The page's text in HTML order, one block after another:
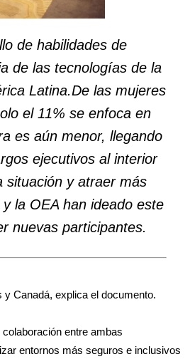
de habilidades de
de las tecnologías de la
Latina.De las mujeres
el 11% se enfoca en
es aún menor, llegando
ejecutivos al interior
situación y atraer más
la OEA han ideado este
nuevas participantes.
Canadá, explica el documento.
entre ambas
entornos más seguros e inclusivos